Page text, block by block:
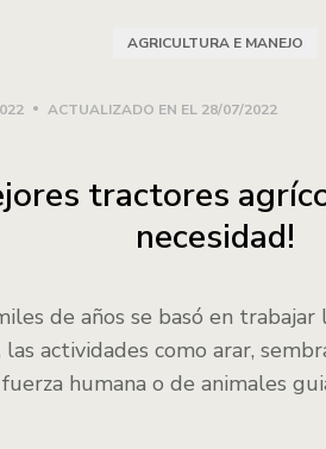
AGRICULTURA E MANEJO
ACTUALIZADO EN EL 28/07/2022
tractores
necesidad!
de años se basó en
actividades como arar,
humana o de animales